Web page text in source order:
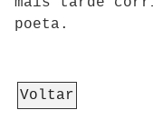
poeta.
Voltar